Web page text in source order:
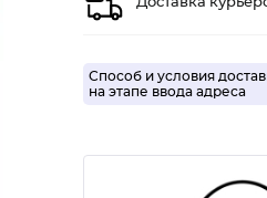
Способ и условия
на этапе ввода адреса